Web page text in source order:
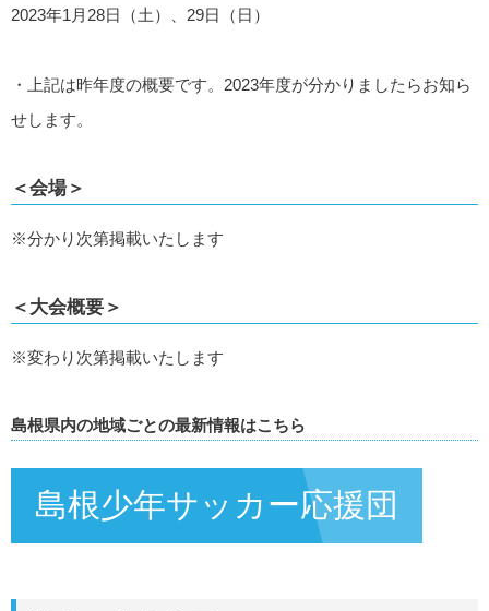
2023年1月28日（土）、29日（日）
・上記は昨年度の概要です。2023年度が分かりましたらお知ら
せします。
＜会場＞
※分かり次第掲載いたします
＜大会概要＞
※変わり次第掲載いたします
島根県内の地域ごとの最新情報はこちら
島根少年サッカー応援団